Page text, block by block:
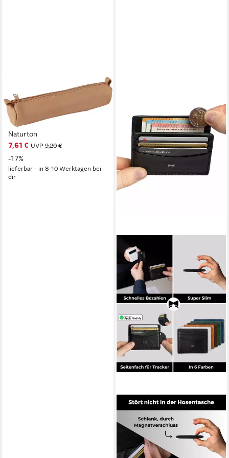
Federtasche
Schlampermäppchen klein
Leder rund 3,5x18cm
Naturton
7,61 € UVP 9,20 €
-17%
lieferbar - in 8-10 Werktagen bei
dir
GENTLEMEN'S
Kartenetui - Kreditkartenetui
mit Münzfach & RFID Schutz -
Slim Wallet Herren, Slim
Wallet Herren mit Scheinfach